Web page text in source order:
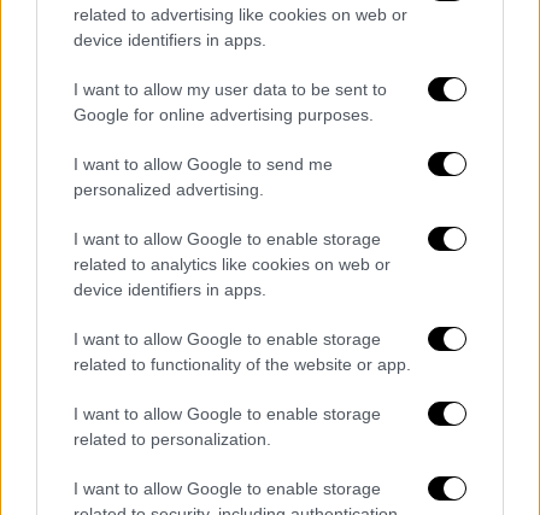
related to advertising like cookies on web or
device identifiers in apps.
I want to allow my user data to be sent to
Google for online advertising purposes.
I want to allow Google to send me
personalized advertising.
I want to allow Google to enable storage
related to analytics like cookies on web or
device identifiers in apps.
I want to allow Google to enable storage
related to functionality of the website or app.
I want to allow Google to enable storage
related to personalization.
I want to allow Google to enable storage
Συνταγή για αρνίσια κεφτεδάκια
Food & Drink|23.03.2023 07:39
Συμβουλές και tips - Για να πετύχει η